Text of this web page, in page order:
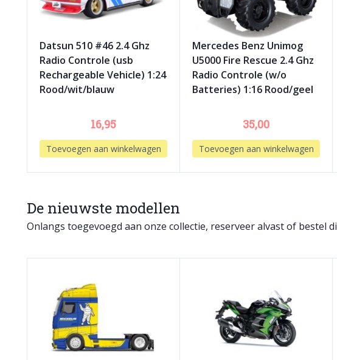
Datsun 510 #46 2.4 Ghz
Radio Controle (usb
Rechargeable Vehicle) 1:24
Rood/wit/blauw
16,95
Toevoegen aan winkelwagen
Mercedes Benz Unimog
U5000 Fire Rescue 2.4 Ghz
Radio Controle (w/o
Batteries) 1:16 Rood/geel
35,00
Toevoegen aan winkelwagen
De nieuwste modellen
Onlangs toegevoegd aan onze collectie, reserveer alvast of bestel